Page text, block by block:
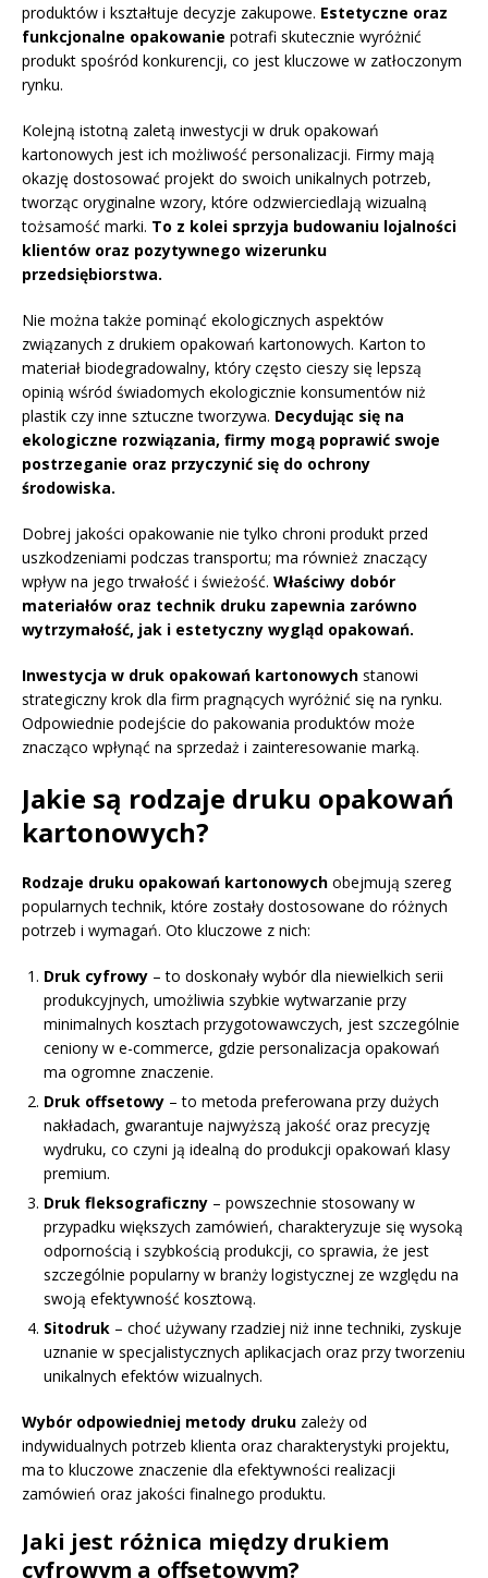
produktów i kształtuje decyzje zakupowe. Estetyczne oraz
funkcjonalne opakowanie potrafi skutecznie wyróżnić
produkt spośród konkurencji, co jest kluczowe w zatłoczonym
rynku.
Kolejną istotną zaletą inwestycji w druk opakowań
kartonowych jest ich możliwość personalizacji. Firmy mają
okazję dostosować projekt do swoich unikalnych potrzeb,
tworząc oryginalne wzory, które odzwierciedlają wizualną
tożsamość marki. To z kolei sprzyja budowaniu lojalności
klientów oraz pozytywnego wizerunku
przedsiębiorstwa.
Nie można także pominąć ekologicznych aspektów
związanych z drukiem opakowań kartonowych. Karton to
materiał biodegradowalny, który często cieszy się lepszą
opinią wśród świadomych ekologicznie konsumentów niż
plastik czy inne sztuczne tworzywa. Decydując się na
ekologiczne rozwiązania, firmy mogą poprawić swoje
postrzeganie oraz przyczynić się do ochrony
środowiska.
Dobrej jakości opakowanie nie tylko chroni produkt przed
uszkodzeniami podczas transportu; ma również znaczący
wpływ na jego trwałość i świeżość. Właściwy dobór
materiałów oraz technik druku zapewnia zarówno
wytrzymałość, jak i estetyczny wygląd opakowań.
Inwestycja w druk opakowań kartonowych stanowi
strategiczny krok dla firm pragnących wyróżnić się na rynku.
Odpowiednie podejście do pakowania produktów może
znacząco wpłynąć na sprzedaż i zainteresowanie marką.
Jakie są rodzaje druku opakowań
kartonowych?
Rodzaje druku opakowań kartonowych obejmują szereg
popularnych technik, które zostały dostosowane do różnych
potrzeb i wymagań. Oto kluczowe z nich:
Druk cyfrowy – to doskonały wybór dla niewielkich serii
produkcyjnych, umożliwia szybkie wytwarzanie przy
minimalnych kosztach przygotowawczych, jest szczególnie
ceniony w e-commerce, gdzie personalizacja opakowań
ma ogromne znaczenie.
Druk offsetowy – to metoda preferowana przy dużych
nakładach, gwarantuje najwyższą jakość oraz precyzję
wydruku, co czyni ją idealną do produkcji opakowań klasy
premium.
Druk fleksograficzny – powszechnie stosowany w
przypadku większych zamówień, charakteryzuje się wysoką
odpornością i szybkością produkcji, co sprawia, że jest
szczególnie popularny w branży logistycznej ze względu na
swoją efektywność kosztową.
Sitodruk – choć używany rzadziej niż inne techniki, zyskuje
uznanie w specjalistycznych aplikacjach oraz przy tworzeniu
unikalnych efektów wizualnych.
Wybór odpowiedniej metody druku zależy od
indywidualnych potrzeb klienta oraz charakterystyki projektu,
ma to kluczowe znaczenie dla efektywności realizacji
zamówień oraz jakości finalnego produktu.
Jaki jest różnica między drukiem
cyfrowym a offsetowym?